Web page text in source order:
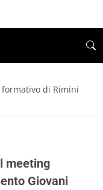
di Rimini
meeting
Giovani